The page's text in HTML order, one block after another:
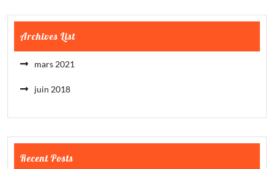
Archives List
mars 2021
juin 2018
Recent Posts